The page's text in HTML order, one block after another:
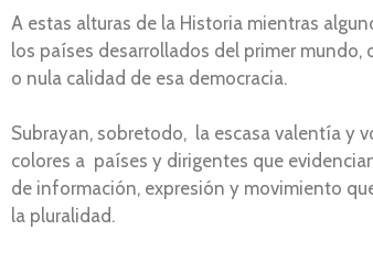
A estas alturas de la Historia mientras
los países desarrollados del primer
o nula calidad de esa democracia.
Subrayan, sobretodo, la escasa valentía y
colores a países y dirigentes que
de información, expresión y movimiento
la pluralidad.